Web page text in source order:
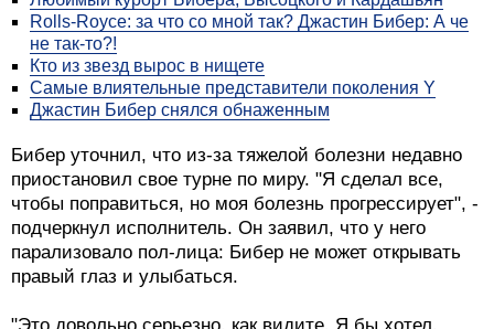
не так-то?!
Кто из звезд вырос в нищете
Самые влиятельные представители поколения Y
Джастин Бибер снялся обнаженным
Бибер уточнил, что из-за тяжелой болезни недавно
приостановил свое турне по миру. "Я сделал все,
чтобы поправиться, но моя болезнь прогрессирует", -
подчеркнул исполнитель. Он заявил, что у него
парализовало пол-лица: Бибер не может открывать
правый глаз и улыбаться.
"Это довольно серьезно, как видите. Я бы хотел,
чтобы это было не так. Очевидно, мое тело говорит